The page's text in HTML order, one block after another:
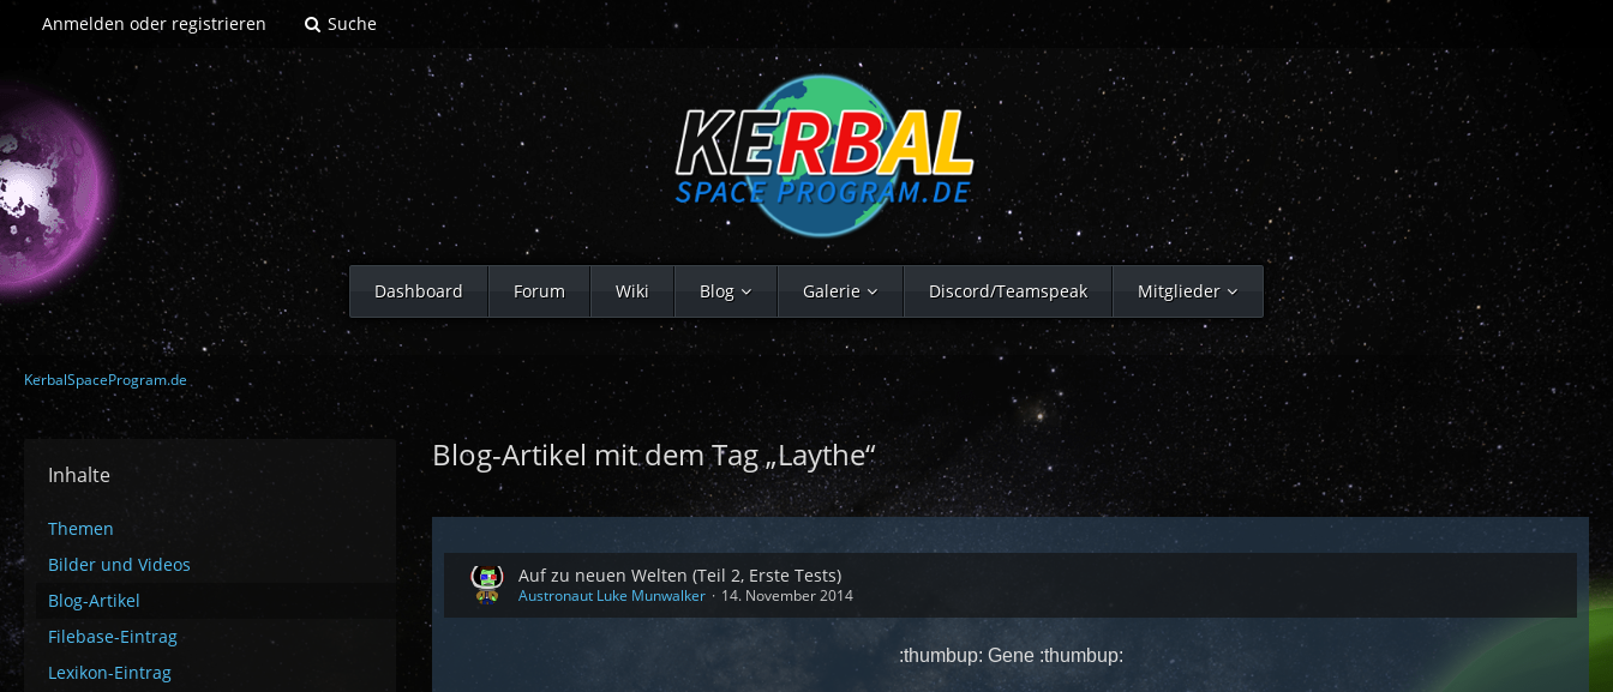
Anmelden oder registrieren Suche
Dashboard Forum Wiki Blog Galerie Discord/Teamspeak Mitglieder
KerbalSpaceProgram.de
Inhalte
Themen
Bilder und Videos
Blog-Artikel
Filebase-Eintrag
Lexikon-Eintrag
Blog-Artikel mit dem Tag „Laythe“
Auf zu neuen Welten (Teil 2, Erste Tests)
Austronaut Luke Munwalker 14. November 2014
:thumbup: Gene :thumbup: